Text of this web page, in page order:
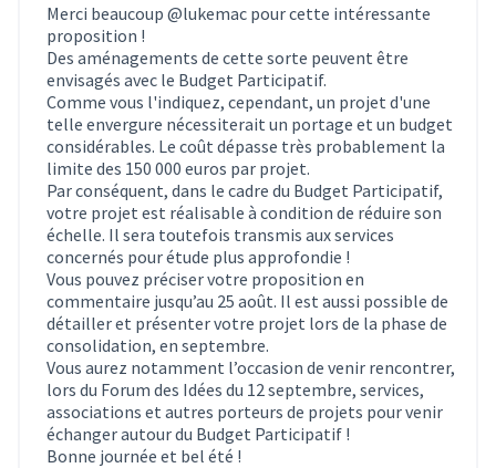
Merci beaucoup @lukemac pour cette intéressante
proposition !
Des aménagements de cette sorte peuvent être
envisagés avec le Budget Participatif.
Comme vous l'indiquez, cependant, un projet d'une
telle envergure nécessiterait un portage et un budget
considérables. Le coût dépasse très probablement la
limite des 150 000 euros par projet.
Par conséquent, dans le cadre du Budget Participatif,
votre projet est réalisable à condition de réduire son
échelle. Il sera toutefois transmis aux services
concernés pour étude plus approfondie !
Vous pouvez préciser votre proposition en
commentaire jusqu’au 25 août. Il est aussi possible de
détailler et présenter votre projet lors de la phase de
consolidation, en septembre.
Vous aurez notamment l’occasion de venir rencontrer,
lors du Forum des Idées du 12 septembre, services,
associations et autres porteurs de projets pour venir
échanger autour du Budget Participatif !
Bonne journée et bel été !